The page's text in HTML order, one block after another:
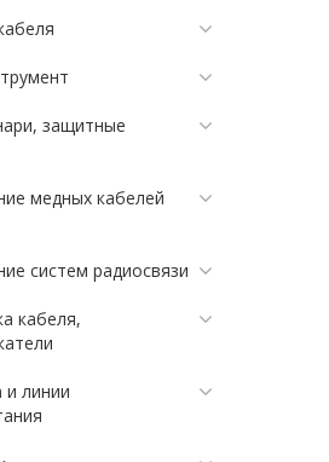
защитные
медных кабелей
систем радиосвязи
кабеля,
и линии